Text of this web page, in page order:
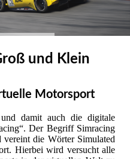
und Klein
Motorsport
damit auch die digitale
Der Begriff Simracing
die Wörter Simulated
Hierbei wird versucht alle